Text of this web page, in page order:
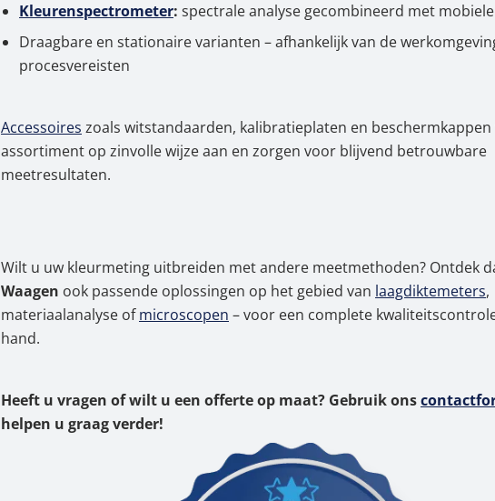
Kleurenspectrometer: spectrale analyse gecombineerd met
Draagbare en stationaire varianten – afhankelijk van de
procesvereisten
Accessoires zoals witstandaarden, kalibratieplaten en
assortiment op zinvolle wijze aan en zorgen voor blijvend betrouwbare
meetresultaten.
Wilt u uw kleurmeting uitbreiden met andere meetmethoden? Ontdek
Waagen ook passende oplossingen op het gebied van laagdiktemeters,
materiaalanalyse ofmicroscopen – voor een complete
hand.
Heeft u vragen of wilt u een offerte op maat? Gebruik ons
helpen u graag verder!